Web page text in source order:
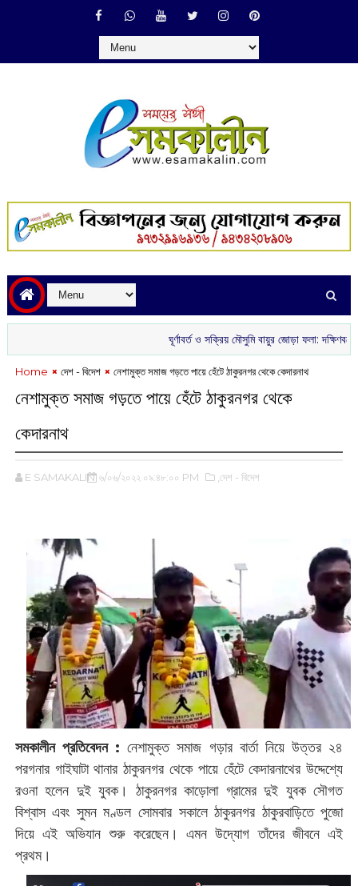
ঘূর্ণাবর্ত ও সক্রিয় মৌসুমি বায়ুর জোড়া ফলা: দক্ষিণবঙ্গে ভারী
Home দেশ - বিদেশ নেশামুক্ত সমাজ গড়তে পায়ে হেঁটে ঠাকুরনগর থেকে কেদারনাথ
নেশামুক্ত সমাজ গড়তে পায়ে হেঁটে ঠাকুরনগর থেকে
কেদারনাথ
E SAMAKALIN ৬/০৬/২০২২ ০৯:৪৮:০০ PM ,দেশ - বিদেশ
সমকালীন প্রতিবেদন : নেশামুক্ত সমাজ গড়ার বার্তা নিয়ে উত্তর ২৪
পরগনার গাইঘাটা থানার ঠাকুরনগর থেকে পায়ে হেঁটে কেদারনাথের উদ্দেশ্যে
রওনা হলেন দুই যুবক। ঠাকুরনগর কাড়োলা গ্রামের দুই যুবক সৌগত
বিশ্বাস এবং সুমন মণ্ডল সোমবার সকালে ঠাকুরনগর ঠাকুরবাড়িতে পুজো
দিয়ে এই অভিযান শুরু করেছেন। এমন উদ্যোগ তাঁদের জীবনে এই
প্রথম।